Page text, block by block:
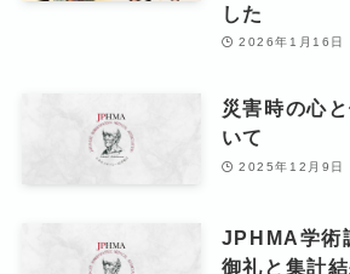
した
2026年1月16日
災害時の心
いて
2025年12月9日
JPHMA学術
御礼と集計